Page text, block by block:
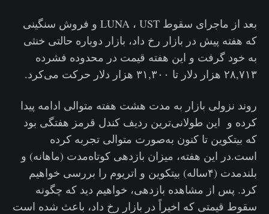
بعد از ماجرای سقوط LUNA ، UST و فروش سنگینی
که هفته پیش در بازار رخ داد، بازار دوباره حالتی خنثی
به خود گرفت و این هفته قیمت در محدوده فشرده
۲۸,۷۱۳ هزار دلار تا ۳۱,۳۰۰ هزار دلار حرکت می‌کرد.
روند نزولی بازار به مدت هشت هفته متوالی ادامه پیدا
کرده و این طولانی‌ترین ردیف کندل قرمز هفتگی بود
که بیتکوین تا کنون به‌صورت متوالی تجربه کرده
است.در این هفته، میزان بازدهی کوتاه‌مدت (ماهانه) و
بلندمدت (۴ساله) بیتکوین و اتریوم را بررسی خواهیم
کرد. پس از مشاهده بازدهی، خواهیم دید که چگونه
سقوط قیمتی که اخیراً در بازار رخ داد، باعث شده است